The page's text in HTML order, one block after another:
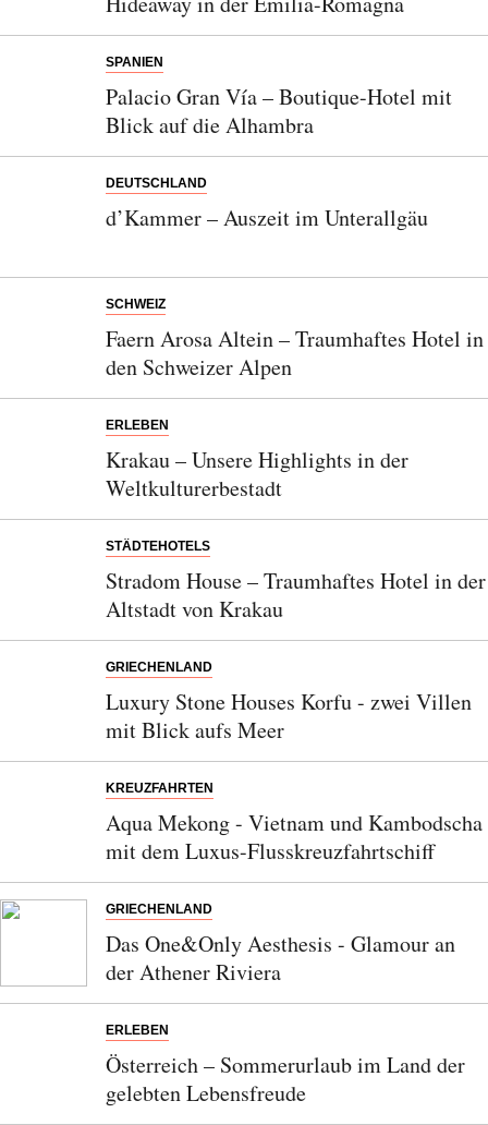
SPANIEN
Palacio Gran Vía – Boutique-Hotel mit
Blick auf die Alhambra
DEUTSCHLAND
d’Kammer – Auszeit im Unterallgäu
SCHWEIZ
Faern Arosa Altein – Traumhaftes Hotel in
den Schweizer Alpen
ERLEBEN
Krakau – Unsere Highlights in der
Weltkulturerbestadt
STÄDTEHOTELS
Stradom House – Traumhaftes Hotel in der
Altstadt von Krakau
GRIECHENLAND
Luxury Stone Houses Korfu - zwei Villen
mit Blick aufs Meer
KREUZFAHRTEN
Aqua Mekong - Vietnam und Kambodscha
mit dem Luxus-Flusskreuzfahrtschiff
GRIECHENLAND
Das One&Only Aesthesis - Glamour an
der Athener Riviera
ERLEBEN
Österreich – Sommerurlaub im Land der
gelebten Lebensfreude